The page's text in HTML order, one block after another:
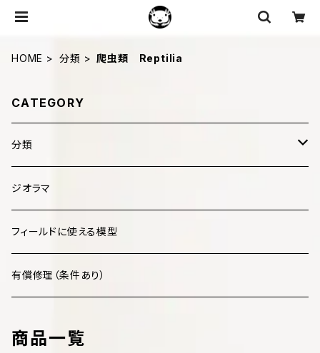
HOME 分類 爬虫類 Reptilia
CATEGORY
分類
哺乳類 Mammalia
鳥類 Aves
爬虫類 Reptilia
ジオラマ
フィールドに使える模型
有償修理（条件あり）
商品一覧